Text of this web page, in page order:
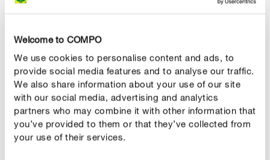
Welcome to COMPO
We use cookies to personalise content and ads, to
provide social media features and to analyse our traffic.
We also share information about your use of our site
with our social media, advertising and analytics
partners who may combine it with other information that
you’ve provided to them or that they’ve collected from
your use of their services.